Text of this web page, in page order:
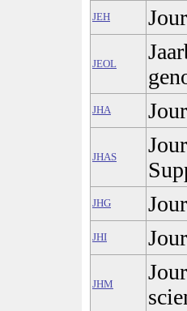
JEH
JEOL
JHA
JHAS
JHG
JHI
JHM